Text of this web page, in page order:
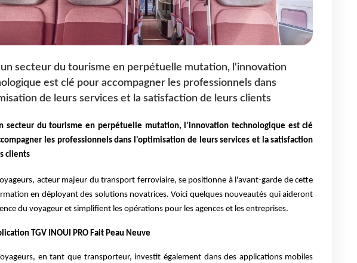
un secteur du tourisme en perpétuelle mutation, l'innovation
est clé pour accompagner les professionnels dans
de leurs services et la satisfaction de leurs clients
secteur du tourisme en perpétuelle mutation, l'innovation technologique est clé
les professionnels dans l'optimisation de leurs services et la satisfaction
clients
acteur majeur du transport ferroviaire, se positionne à l'avant-garde de cette
en déployant des solutions novatrices. Voici quelques nouveautés qui aideront
du voyageur et simplifient les opérations pour les agences et les entreprises.
TGV INOUI PRO Fait Peau Neuve
en tant que transporteur, investit également dans des applications mobiles